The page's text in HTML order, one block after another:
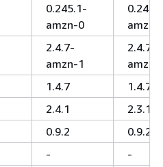
0.245.1-
amzn-0
amzn-
2.4.7-
amzn-1
2.4.7-
amzn-
1.4.7
1.4.7
2.4.1
2.3.1
0.9.2
0.9.2
- -